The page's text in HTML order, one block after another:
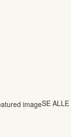
SE ALLE